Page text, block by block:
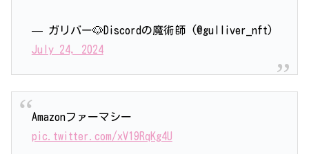
— ガリバー🐶Discordの魔術師 (@gulliver_nft)
July 24, 2024
Amazonファーマシー
pic.twitter.com/xV19RqKg4U